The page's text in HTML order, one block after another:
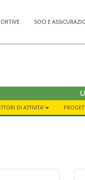
SOCI E
DI ATTIVITA'